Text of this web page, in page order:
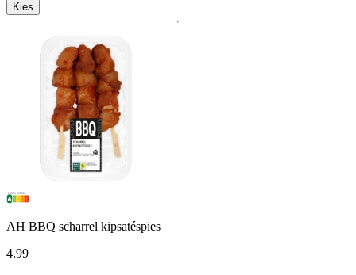
Kies
AH BBQ scharrel kipsatéspies
4.99